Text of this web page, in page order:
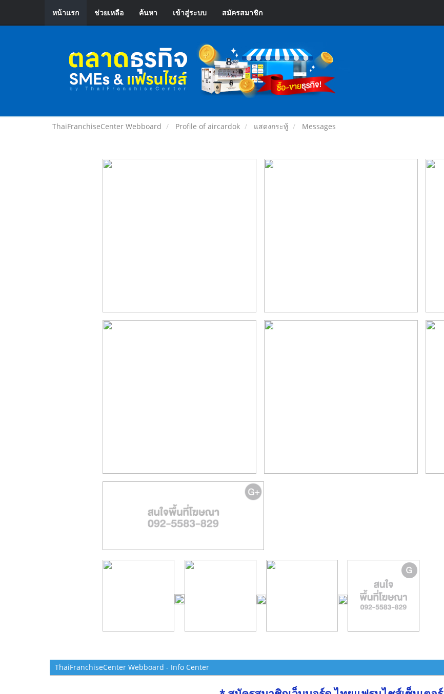
หน้าแรก ช่วยเหลือ ค้นหา เข้าสู่ระบบ สมัครสมาชิก
ThaiFranchiseCenter Webboard Profile of aircardok แสดงกระทู้ Messages
ThaiFranchiseCenter Webboard - Info Center